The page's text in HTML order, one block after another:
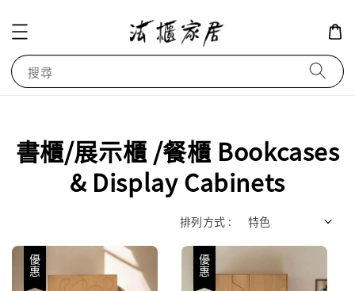
搜尋
書櫃/展示櫃 /餐櫃 Bookcases
& Display Cabinets
排列方式 :
優惠 優惠